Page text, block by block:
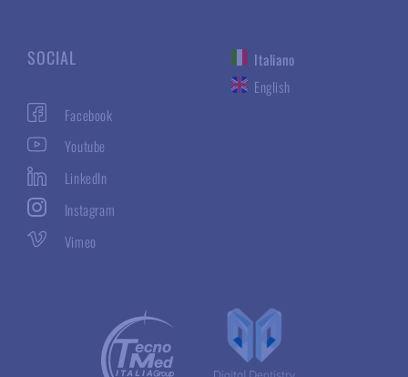
SOCIAL
Facebook
Youtube
LinkedIn
Instagram
Vimeo
Italiano
English